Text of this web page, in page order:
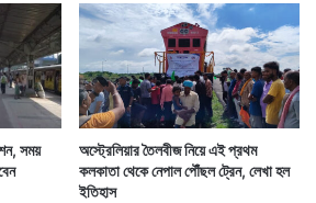
সময়
অস্ট্রেলিয়ার তৈলবীজ নিয়ে এই প্রথম
কলকাতা থেকে নেপাল পৌঁছল ট্রেন, লেখা হল
ইতিহাস